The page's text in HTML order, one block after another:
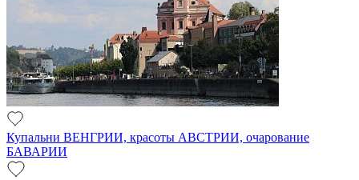
Купальни ВЕНГРИИ, красоты АВСТРИИ, очарование
БАВАРИИ